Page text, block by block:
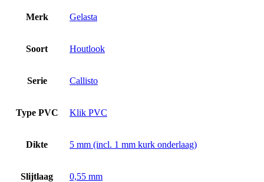
Merk Gelasta
Soort Houtlook
Serie Callisto
Type PVC Klik PVC
Dikte 5 mm (incl. 1 mm kurk onderlaag)
Slijtlaag 0,55 mm